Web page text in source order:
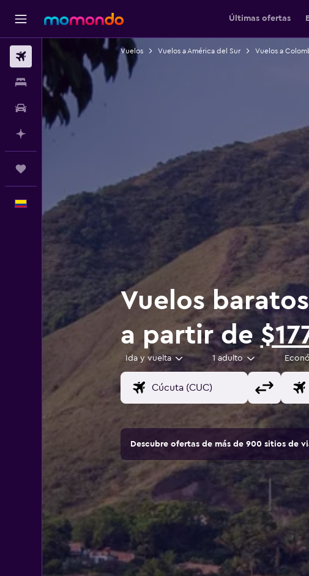
Últimas ofertas
Carros
Español
Vuelos Vuelos a América del Sur Vuelos a
Vuelos
a partir de
Ida y vuelta 1 adulto
Descubre ofertas de más de 900 sitios de